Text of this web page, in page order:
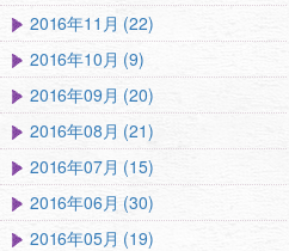
2016年11月 (22)
2016年10月 (9)
2016年09月 (20)
2016年08月 (21)
2016年07月 (15)
2016年06月 (30)
2016年05月 (19)